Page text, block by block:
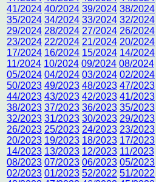
41/2024 40/2024 39/2024 38/2024
35/2024 34/2024 33/2024 32/2024
29/2024 28/2024 27/2024 26/2024
23/2024 22/2024 21/2024 20/2024
17/2024 16/2024 15/2024 14/2024
11/2024 10/2024 09/2024 08/2024
05/2024 04/2024 03/2024 02/2024
50/2023 49/2023 48/2023 47/2023
44/2023 43/2023 42/2023 41/2023
38/2023 37/2023 36/2023 35/2023
32/2023 31/2023 30/2023 29/2023
26/2023 25/2023 24/2023 23/2023
20/2023 19/2023 18/2023 17/2023
14/2023 13/2023 12/2023 11/2023
08/2023 07/2023 06/2023 05/2023
02/2023 01/2023 52/2022 51/2022